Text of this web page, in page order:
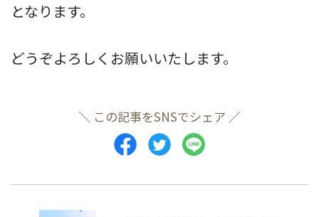
となります。
どうぞよろしくお願いいたします。
＼ この記事をSNSでシェア ／